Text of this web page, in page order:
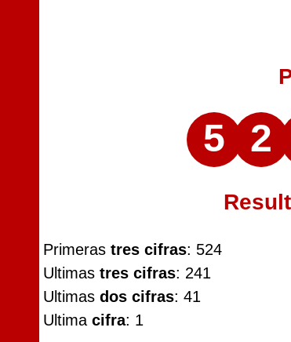
5 2
Primeras tres cifras: 524
Ultimas tres cifras: 241
Ultimas dos cifras: 41
Ultima cifra: 1